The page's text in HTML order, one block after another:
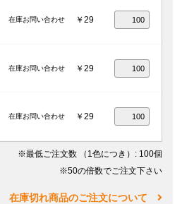
在庫お問い合わせ ￥29
在庫お問い合わせ ￥29
在庫お問い合わせ ￥29
※最低ご注文数 （1色につき） : 100個
※50の倍数でご注文下さい
在庫切れ商品のご注文について